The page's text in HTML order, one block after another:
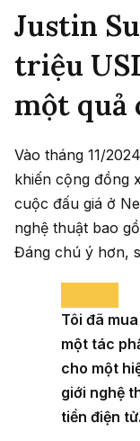
Justin
triệu
một quả
Vào tháng 11/
khiến cộng đồng
cuộc đấu giá ở
nghệ thuật bao
Đáng chú ý hơn,
Tôi đã
một tác
cho một
giới nghệ
tiền điện tử.